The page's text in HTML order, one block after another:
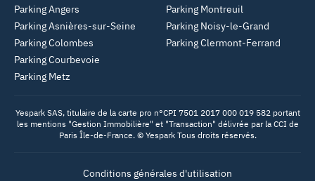
Parking Angers
Parking Asnières-sur-Seine
Parking Colombes
Parking Courbevoie
Parking Metz
Parking Montreuil
Parking Noisy-le-Grand
Parking Clermont-Ferrand
Yespark SAS, titulaire de la carte pro n°CPI 7501 2017 000 019 582 portant
les mentions "Gestion Immobilière" et "Transaction" délivrée par la CCI de
Paris Île-de-France. © Yespark Tous droits réservés.
Conditions générales d'utilisation